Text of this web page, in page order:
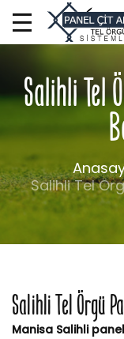
Salihli Tel
Salihli Tel
Salihli Tel Örgü
Manisa Salihli